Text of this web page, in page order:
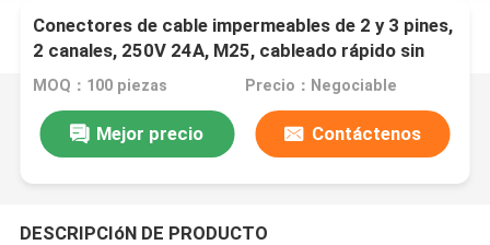
Conectores de cable impermeables de 2 y 3 pines,
2 canales, 250V 24A, M25, cableado rápido sin
tornillos
MOQ：100 piezas Precio：Negociable
Mejor precio Contáctenos
DESCRIPCIóN DE PRODUCTO